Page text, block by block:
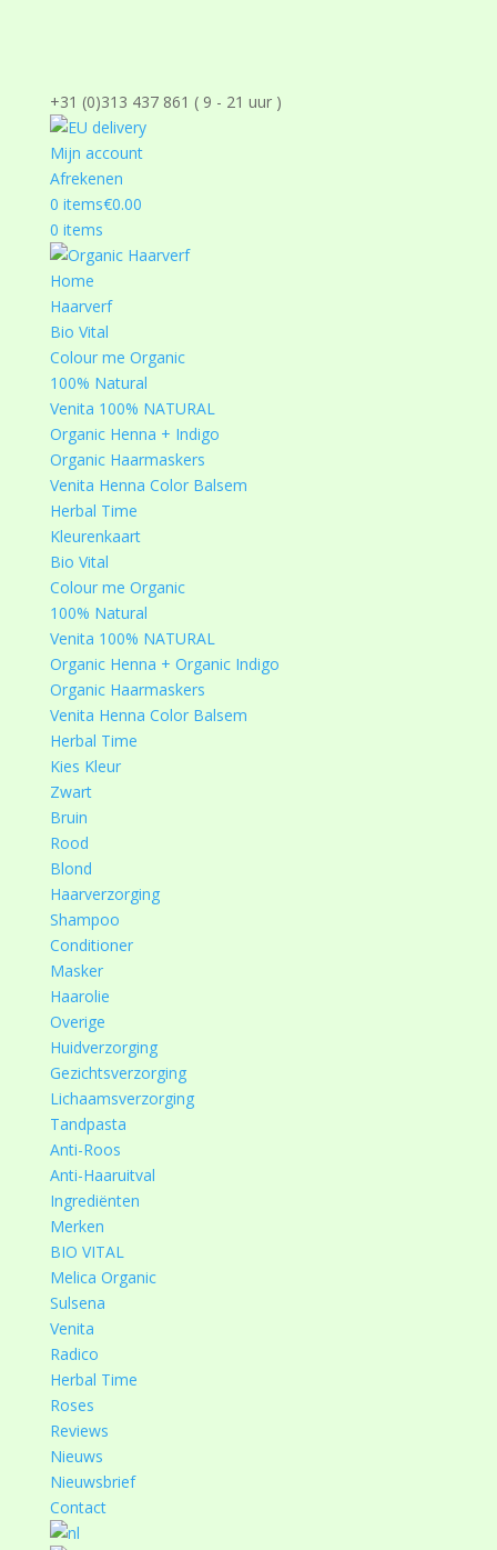
+31 (0)313 437 861 ( 9 - 21 uur )
Mijn account
Afrekenen
0 items€0.00
0 items
Home
Haarverf
Bio Vital
Colour me Organic
100% Natural
Venita 100% NATURAL
Organic Henna + Indigo
Organic Haarmaskers
Venita Henna Color Balsem
Herbal Time
Kleurenkaart
Bio Vital
Colour me Organic
100% Natural
Venita 100% NATURAL
Organic Henna + Organic Indigo
Organic Haarmaskers
Venita Henna Color Balsem
Herbal Time
Kies Kleur
Zwart
Bruin
Rood
Blond
Haarverzorging
Shampoo
Conditioner
Masker
Haarolie
Overige
Huidverzorging
Gezichtsverzorging
Lichaamsverzorging
Tandpasta
Anti-Roos
Anti-Haaruitval
Ingrediënten
Merken
BIO VITAL
Melica Organic
Sulsena
Venita
Radico
Herbal Time
Roses
Reviews
Nieuws
Nieuwsbrief
Contact